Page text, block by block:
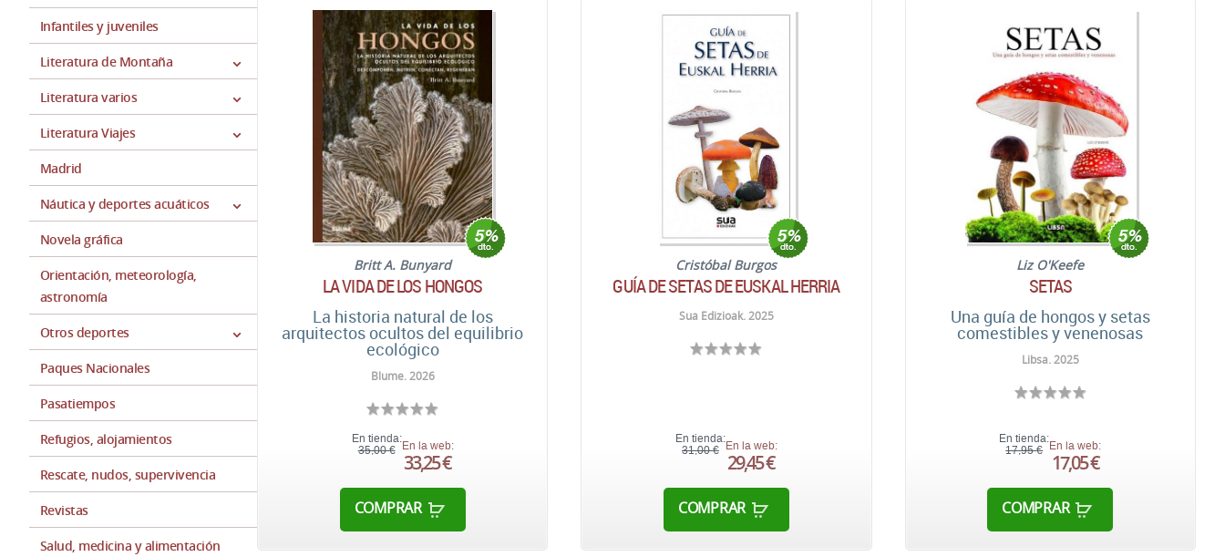
Infantiles y juveniles
Literatura de Montaña
Literatura varios
Literatura Viajes
Madrid
Náutica y deportes acuáticos
Novela gráfica
Orientación, meteorología,
astronomía
Otros deportes
Paques Nacionales
Pasatiempos
Refugios, alojamientos
Rescate, nudos, supervivencia
Revistas
Salud, medicina y alimentación
Britt A. Bunyard
LA VIDA DE LOS HONGOS
La historia natural de los
arquitectos ocultos del equilibrio
ecológico
Blume. 2026
En tienda:
35,00 € En la web:
33,25 €
COMPRAR
Cristóbal Burgos
GUÍA DE SETAS DE EUSKAL HERRIA
Sua Edizioak. 2025
En tienda:
31,00 € En la web:
29,45 €
COMPRAR
Liz O'Keefe
SETAS
Una guía de hongos y setas
comestibles y venenosas
Libsa. 2025
En tienda:
17,95 €
En la web:
17,05 €
COMPRAR